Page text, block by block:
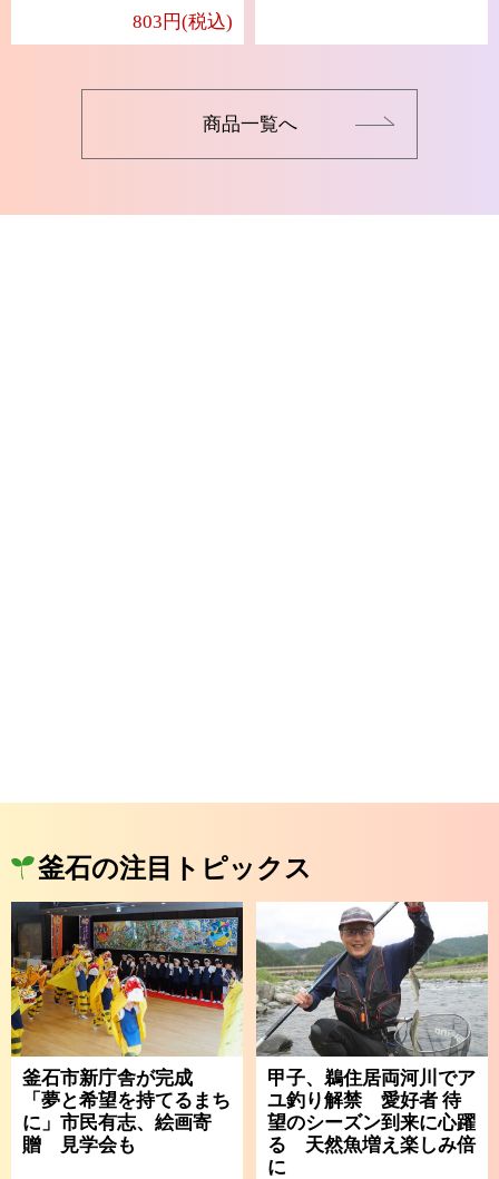
803円(税込)
商品一覧へ
釜石の注目トピックス
釜石市新庁舎が完成
「夢と希望を持てるまち
に」市民有志、絵画寄
贈 見学会も
甲子、鵜住居両河川でア
ユ釣り解禁 愛好者 待
望のシーズン到来に心躍
る 天然魚増え楽しみ倍
に